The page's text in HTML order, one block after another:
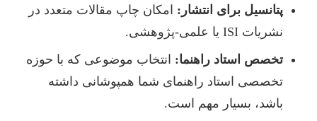
پتانسیل برای انتشار: امکان چاپ مقالات متعدد در
نشریات ISI یا علمی-پژوهشی.
تخصص استاد راهنما: انتخاب موضوعی که با حوزه
تخصصی استاد راهنمای شما همپوشانی داشته
باشد، بسیار مهم است.